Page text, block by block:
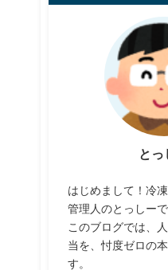
とっ
はじめまして！冷
管理人のとっしーで
このブログでは、
当を、忖度ゼロの
す。